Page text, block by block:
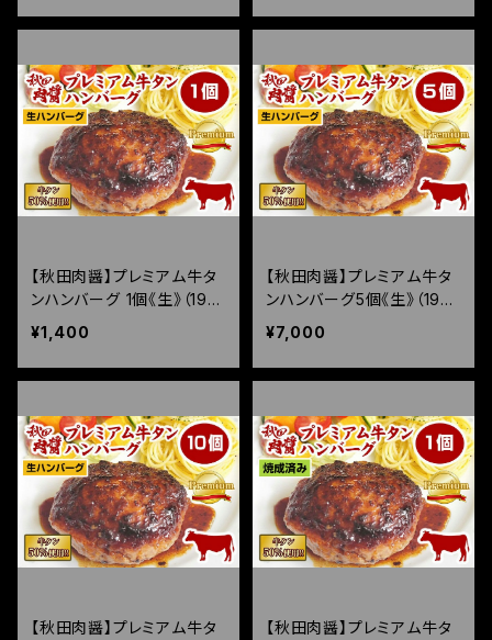
【秋田肉醤】プレミアム牛タ
ンハンバーグ 1個《生》（190
g）
¥1,400
【秋田肉醤】プレミアム牛タ
ンハンバーグ5個《生》（190
g×5個）
¥7,000
【秋田肉醤】プレミアム牛タ
【秋田肉醤】プレミアム牛タ